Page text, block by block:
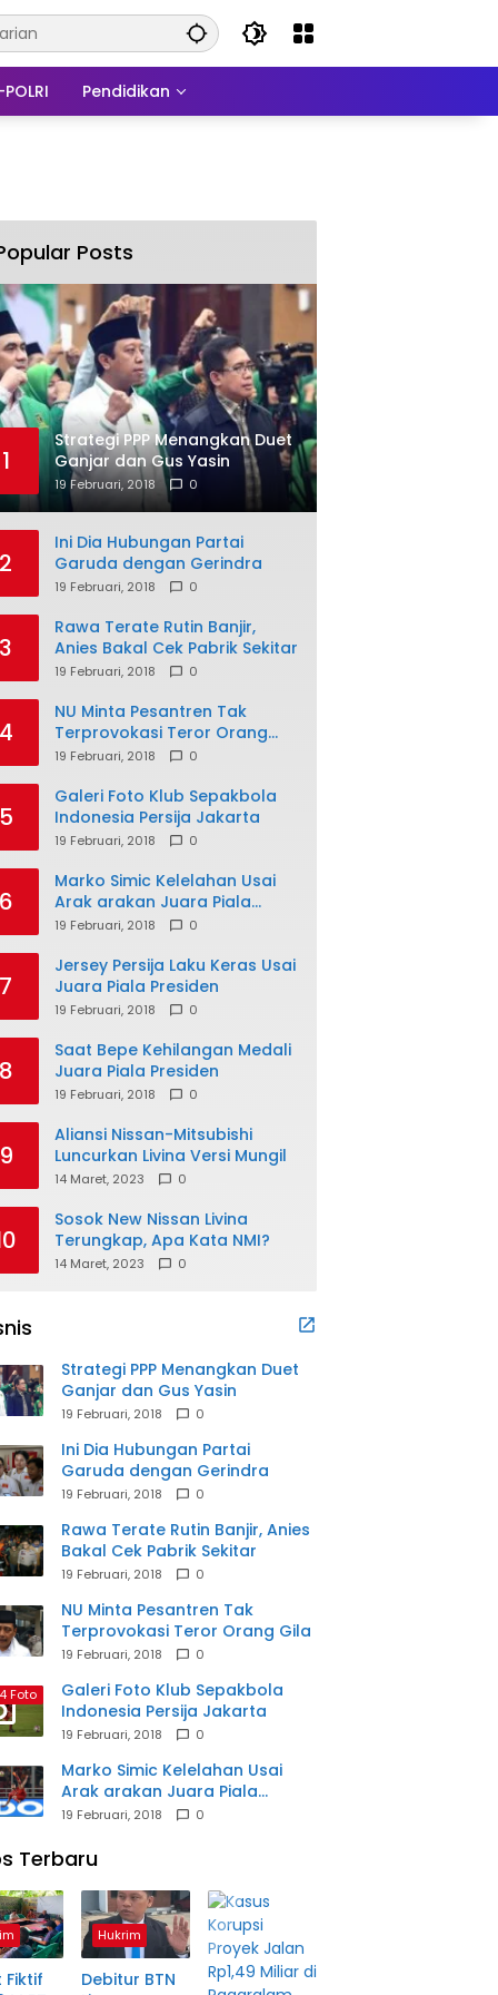
Pendidikan
Posts
1
Strategi PPP Menangkan Duet
Ganjar dan Gus Yasin
19 Februari, 2018 0
2
Ini Dia Hubungan Partai
Garuda dengan Gerindra
19 Februari, 2018 0
3
Rawa Terate Rutin Banjir,
Anies Bakal Cek Pabrik Sekitar
19 Februari, 2018 0
4
NU Minta Pesantren Tak
Terprovokasi Teror Orang
Gila
19 Februari, 2018 0
5
Galeri Foto Klub Sepakbola
Indonesia Persija Jakarta
19 Februari, 2018 0
6
Marko Simic Kelelahan Usai
Arak arakan Juara Piala
Presiden
19 Februari, 2018 0
7
Jersey Persija Laku Keras Usai
Juara Piala Presiden
19 Februari, 2018 0
8
Saat Bepe Kehilangan Medali
Juara Piala Presiden
19 Februari, 2018 0
9
Aliansi Nissan-Mitsubishi
Luncurkan Livina Versi Mungil
14 Maret, 2023 0
Sosok New Nissan Livina
Terungkap, Apa Kata NMI?
14 Maret, 2023 0
Strategi PPP Menangkan Duet
Ganjar dan Gus Yasin
19 Februari, 2018 0
Ini Dia Hubungan Partai
Garuda dengan Gerindra
19 Februari, 2018 0
Rawa Terate Rutin Banjir, Anies
Bakal Cek Pabrik Sekitar
19 Februari, 2018 0
NU Minta Pesantren Tak
Terprovokasi Teror Orang Gila
19 Februari, 2018 0
4 Foto
Galeri Foto Klub Sepakbola
Indonesia Persija Jakarta
19 Februari, 2018 0
Marko Simic Kelelahan Usai
Arak arakan Juara Piala
Presiden
19 Februari, 2018 0
Terbaru
Fiktif
Hukrim
Debitur BTN